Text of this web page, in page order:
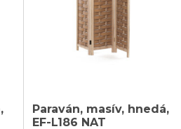
Paraván, masív, hnedá,
EF-L186 NAT